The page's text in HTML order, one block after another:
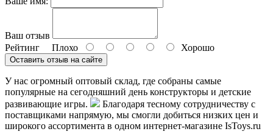
Ваш отзыв
Рейтинг Плохо Хорошо
Оставить отзыв на сайте
У нас огромный оптовый склад, где собраны самые
популярные на сегодняшний день конструкторы и детские
развивающие игры.
Благодаря тесному сотрудничеству с
поставщиками напрямую, мы смогли добиться низких цен и
широкого ассортимента в одном интернет-магазине IsToys.ru